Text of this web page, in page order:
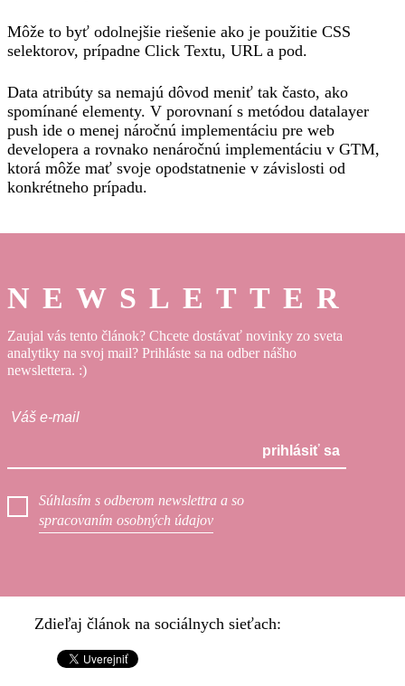
Môže to byť odolnejšie riešenie ako je použitie CSS
selektorov, prípadne Click Textu, URL a pod.
Data atribúty sa nemajú dôvod meniť tak často, ako
spomínané elementy. V porovnaní s metódou datalayer
push ide o menej náročnú implementáciu pre web
developera a rovnako nenáročnú implementáciu v GTM,
ktorá môže mať svoje opodstatnenie v závislosti od
konkrétneho prípadu.
NEWSLETTER
Zaujal vás tento článok? Chcete dostávať novinky zo sveta
analytiky na svoj mail? Prihláste sa na odber nášho
newslettera. :)
prihlásiť sa
Súhlasím s odberom newslettra a so
spracovaním osobných údajov
Zdieľaj článok na sociálnych sieťach: